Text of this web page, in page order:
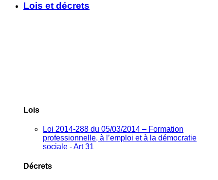
Lois et décrets
Lois
Loi 2014-288 du 05/03/2014 – Formation
professionnelle, à l’emploi et à la démocratie
sociale - Art 31
Décrets